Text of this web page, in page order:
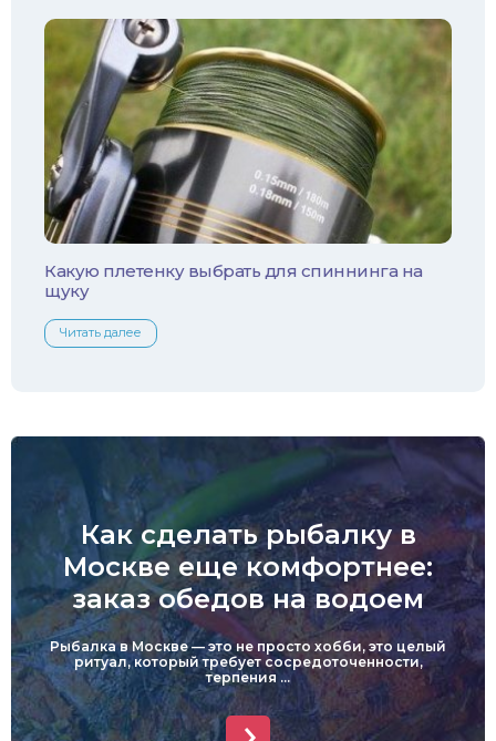
Чехонь
Какую плетенку выбрать для спиннинга на
щуку
Читать далее
Как сделать рыбалку в
Москве еще комфортнее:
заказ обедов на водоем
Рыбалка в Москве — это не просто хобби, это целый
ритуал, который требует сосредоточенности,
терпения ...